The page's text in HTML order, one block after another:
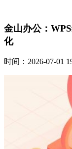
金山办公：
化
时间：2026-07-01